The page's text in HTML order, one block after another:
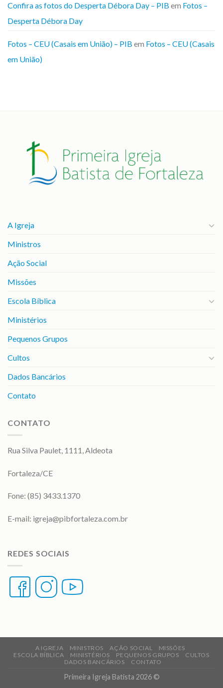
Confira as fotos do Desperta Débora Day – PIB em Fotos –
Desperta Débora Day
Fotos – CEU (Casais em União) – PIB em Fotos – CEU (Casais
em União)
A Igreja
Ministros
Ação Social
Missões
Escola Bíblica
Ministérios
Pequenos Grupos
Cultos
Dados Bancários
Contato
CONTATO
Rua Silva Paulet, 1111, Aldeota
Fortaleza/CE
Fone: (85) 3433.1370
E-mail: igreja@pibfortaleza.com.br
REDES SOCIAIS
A IGREJA MINISTROS AÇÃO SOCIAL
MISSÕES
ESCOLA BÍBLICA
MINISTÉRIOS PEQUENOS GRUPOS
CULTOS
DADOS BANCÁRIOS
CONTATO
Primeira Igreja Batista 2026 ©